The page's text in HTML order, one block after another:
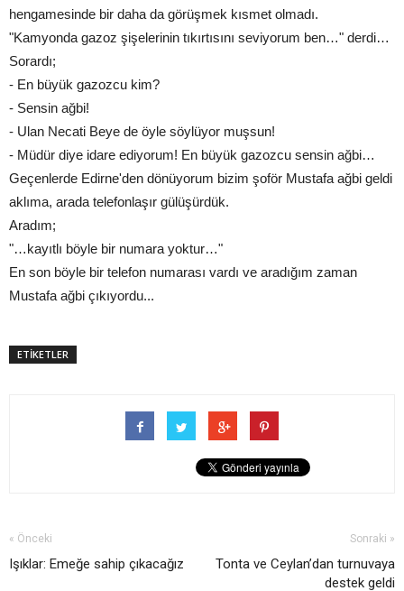
hengamesinde bir daha da görüşmek kısmet olmadı.
"Kamyonda gazoz şişelerinin tıkırtısını seviyorum ben…" derdi…
Sorardı;
- En büyük gazozcu kim?
- Sensin ağbi!
- Ulan Necati Beye de öyle söylüyor muşsun!
- Müdür diye idare ediyorum! En büyük gazozcu sensin ağbi…
Geçenlerde Edirne'den dönüyorum bizim şoför Mustafa ağbi geldi
aklıma, arada telefonlaşır gülüşürdük.
Aradım;
"…kayıtlı böyle bir numara yoktur…"
En son böyle bir telefon numarası vardı ve aradığım zaman
Mustafa ağbi çıkıyordu...
ETİKETLER
« Önceki
Işıklar: Emeğe sahip çıkacağız
Sonraki »
Tonta ve Ceylan’dan turnuvaya
destek geldi